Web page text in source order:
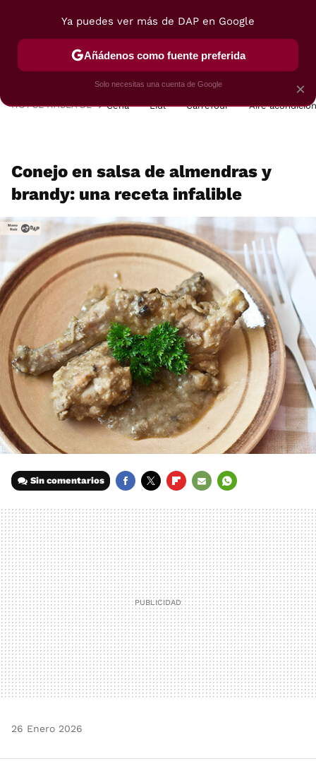
POSTRES VIAJES SELECCIÓN VEGUI
HOY SE HABLA DE Cena Lidl Carrefour Aire
Conejo en salsa de almendras y
brandy: una receta infalible
Sin comentarios
MAIL
26 Enero 2026
×
Ya puedes ver más de DAP en Google
Añádenos como fuente preferida
Solo necesitas una cuenta de Google